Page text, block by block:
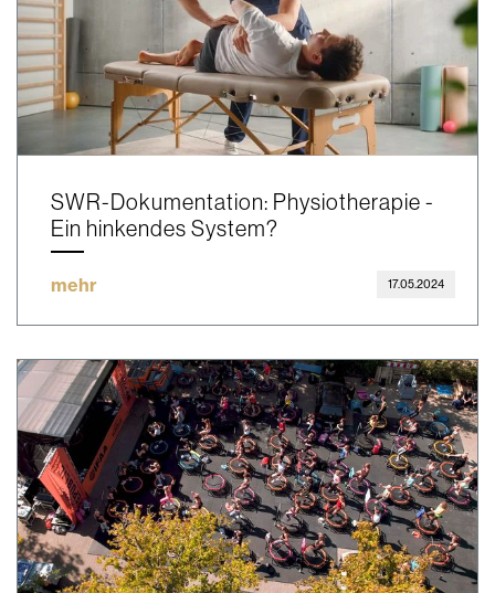
SWR-Dokumentation: Physiotherapie -
Ein hinkendes System?
mehr 17.05.2024